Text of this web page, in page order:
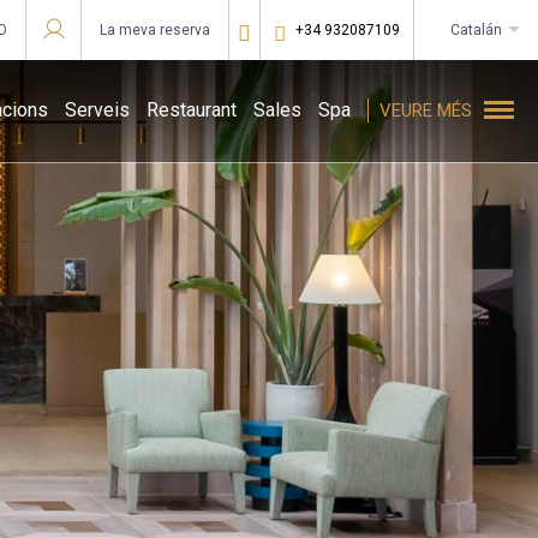
La meva reserva +34 932087109 catalán
Serveis Restaurant Sales Spa VEURE MÉS